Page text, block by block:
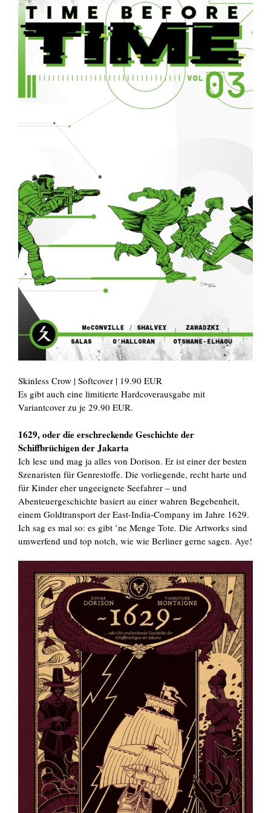
Skinless Crow | Softcover | 19.90 EUR
Es gibt auch eine limitierte Hardcoverausgabe mit
Variantcover zu je 29.90 EUR.
1629, oder die erschreckende Geschichte der
Schiffbrüchigen der Jakarta
Ich lese und mag ja alles von Dorison. Er ist einer der besten
Szenaristen für Genrestoffe. Die vorliegende, recht harte und
für Kinder eher ungeeignete Seefahrer – und
Abenteuergeschichte basiert au einer wahren Begebenheit,
einem Goldtransport der East-India-Company im Jahre 1629.
Ich sag es mal so: es gibt ’ne Menge Tote. Die Artworks sind
umwerfend und top notch, wie wie Berliner gerne sagen. Aye!